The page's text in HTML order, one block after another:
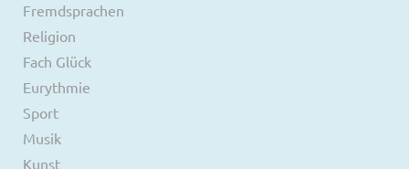
Fremdsprachen
Religion
Fach Glück
Eurythmie
Sport
Musik
Kunst